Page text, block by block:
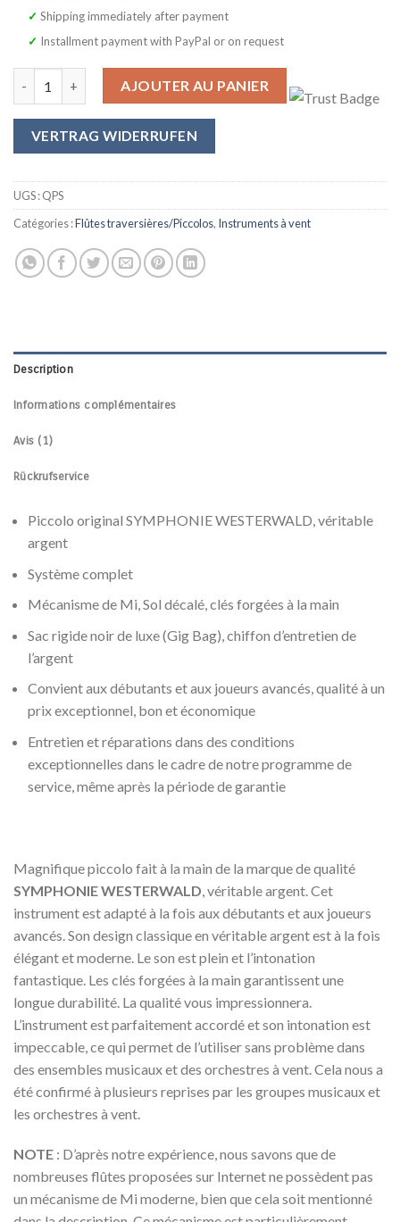
✓ Shipping immediately after payment
✓ Installment payment with PayPal or on request
quantité de Piccolo SYMPHONIE WESTERWALD, flûte
AJOUTER AU PANIER
VERTRAG WIDERRUFEN
UGS :QPS
Catégories :Flûtes traversières/Piccolos, Instruments à vent
Description
Informations complémentaires
Avis (1)
Rückrufservice
Piccolo original SYMPHONIE WESTERWALD, véritable
argent
Système complet
Mécanisme de Mi, Sol décalé, clés forgées à la main
Sac rigide noir de luxe (Gig Bag), chiffon d’entretien de
l’argent
Convient aux débutants et aux joueurs avancés, qualité à un
prix exceptionnel, bon et économique
Entretien et réparations dans des conditions
exceptionnelles dans le cadre de notre programme de
service, même après la période de garantie
Magnifique piccolo fait à la main de la marque de qualité
SYMPHONIE WESTERWALD , véritable argent. Cet
instrument est adapté à la fois aux débutants et aux joueurs
avancés. Son design classique en véritable argent est à la fois
élégant et moderne. Le son est plein et l’intonation
fantastique. Les clés forgées à la main garantissent une
longue durabilité. La qualité vous impressionnera.
L’instrument est parfaitement accordé et son intonation est
impeccable, ce qui permet de l’utiliser sans problème dans
des ensembles musicaux et des orchestres à vent. Cela nous a
été confirmé à plusieurs reprises par les groupes musicaux et
les orchestres à vent.
NOTE : D’après notre expérience, nous savons que de
nombreuses flûtes proposées sur Internet ne possèdent pas
un mécanisme de Mi moderne, bien que cela soit mentionné